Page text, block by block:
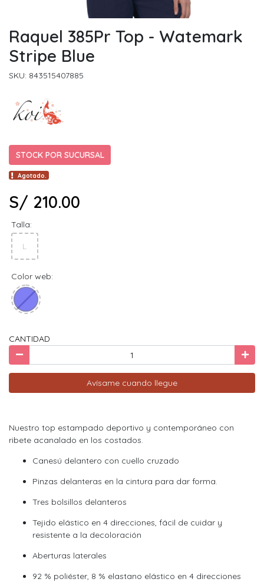
Raquel 385Pr Top - Watemark
Stripe Blue
SKU: 843515407885
STOCK POR SUCURSAL
Agotado.
S/ 210.00
Talla:
L
Color web:
CANTIDAD
Avísame cuando llegue
Nuestro top estampado deportivo y contemporáneo con
ribete acanalado en los costados.
Canesú delantero con cuello cruzado
Pinzas delanteras en la cintura para dar forma.
Tres bolsillos delanteros
Tejido elástico en 4 direcciones, fácil de cuidar y
resistente a la decoloración
Aberturas laterales
92 % poliéster, 8 % elastano elástico en 4 direcciones